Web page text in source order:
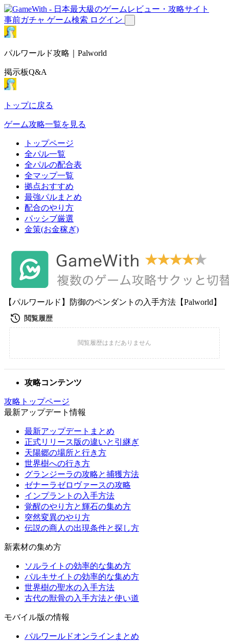
事前ガチャ ゲーム検索 ログイン
パルワールド攻略｜Palworld
掲示板Q&A
トップに戻る
ゲーム攻略一覧を見る
トップページ
全パル一覧
全パルの配合表
全マップ一覧
拠点おすすめ
最強パルまとめ
配合のやり方
パッシブ厳選
金策(お金稼ぎ)
【パルワールド】防御のペンダントの入手方法【Palworld】
攻略コンテンツ
攻略トップページ
最新アップデート情報
最新アップデートまとめ
正式リリース版の違いと引継ぎ
天陽郷の場所と行き方
世界樹への行き方
グランジーラの攻略と捕獲方法
ゼナーラゼロヴァースの攻略
インプラントの入手方法
覚醒のやり方と輝石の集め方
突然変異のやり方
伝説の商人の出現条件と探し方
新素材の集め方
ソルライトの効率的な集め方
パルキサイトの効率的な集め方
世界樹の聖水の入手方法
古代の獣骨の入手方法と使い道
モバイル版の情報
パルワールドオンラインまとめ